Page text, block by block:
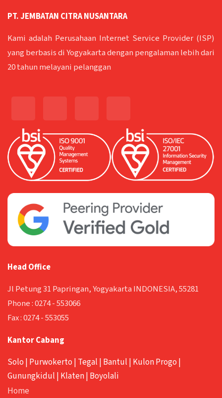
PT. JEMBATAN CITRA NUSANTARA
Kami adalah Perusahaan Internet Service Provider (ISP)
yang berbasis di Yogyakarta dengan pengalaman lebih dari
20 tahun melayani pelanggan
Head Office
Jl Petung 31 Papringan, Yogyakarta INDONESIA, 55281
Phone :0274 - 553066
Fax :0274 - 553055
Kantor Cabang
Solo | Purwokerto | Tegal | Bantul | Kulon Progo |
Gunungkidul | Klaten| Boyolali
Home